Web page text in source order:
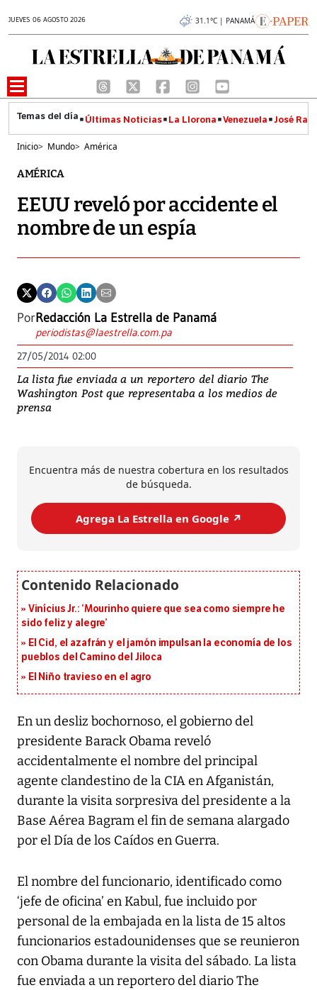
JUEVES 06 AGOSTO 2026 31.1°C | PANAMÁ
Últimas Noticias La Llorona Venezuela José
Inicio> Mundo> América
AMÉRICA
EEUU reveló por accidente el
nombre de un espía
PorRedacción La Estrella de Panamá
periodistas@laestrella.com.pa
27/05/2014 02:00
La lista fue enviada a un reportero del diario The
Washington Post que representaba a los medios de
prensa
Encuentra más de nuestra cobertura en los resultados
de búsqueda.
Agrega La Estrella en Google ↗️
Vinícius Jr.: ‘Mourinho quiere que sea como siempre he
sido feliz y alegre’
El Cid, el azafrán y el jamón impulsan la economía de los
pueblos del Camino del Jiloca
El Niño travieso en el agro
En un desliz bochornoso, el gobierno del
presidente Barack Obama reveló
accidentalmente el nombre del principal
agente clandestino de la CIA en Afganistán,
durante la visita sorpresiva del presidente a la
Base Aérea Bagram el fin de semana alargado
por el Día de los Caídos en Guerra.
El nombre del funcionario, identificado como
‘jefe de oficina’ en Kabul, fue incluido por
personal de la embajada en la lista de 15 altos
funcionarios estadounidenses que se reunieron
con Obama durante la visita del sábado. La lista
fue enviada a un reportero del diario The